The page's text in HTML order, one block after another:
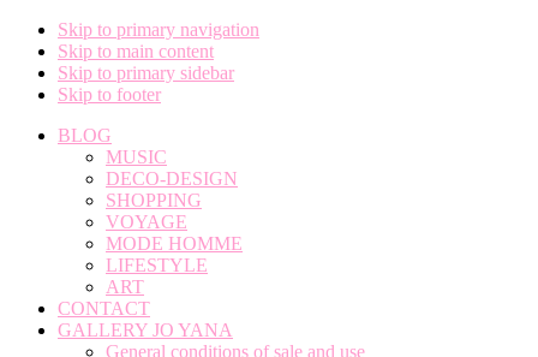
Skip to primary navigation
Skip to main content
Skip to primary sidebar
Skip to footer
BLOG
MUSIC
DECO-DESIGN
SHOPPING
VOYAGE
MODE HOMME
LIFESTYLE
ART
CONTACT
GALLERY JO YANA
General conditions of sale and use